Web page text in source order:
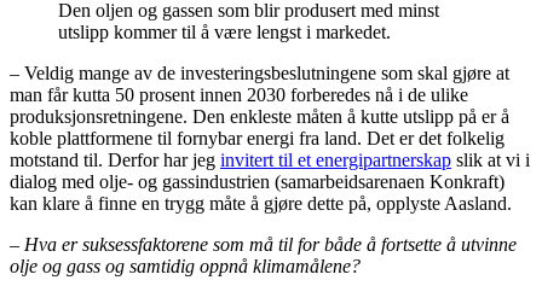
Den oljen og gassen som blir produsert med minst
utslipp kommer til å være lengst i markedet.
– Veldig mange av de investeringsbeslutningene som skal gjøre at
man får kutta 50 prosent innen 2030 forberedes nå i de ulike
produksjonsretningene. Den enkleste måten å kutte utslipp på er å
koble plattformene til fornybar energi fra land. Det er det folkelig
motstand til. Derfor har jeg invitert til et energipartnerskap slik at vi i
dialog med olje- og gassindustrien (samarbeidsarenaen Konkraft)
kan klare å finne en trygg måte å gjøre dette på, opplyste Aasland.
– Hva er suksessfaktorene som må til for både å fortsette å utvinne
olje og gass og samtidig oppnå klimamålene?